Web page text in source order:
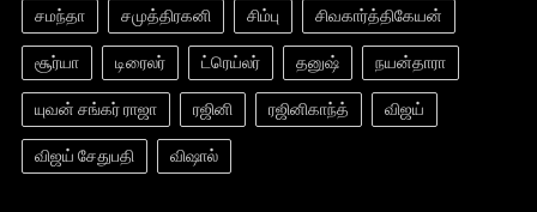
சமந்தா சமுத்திரகனி சிம்பு சிவகார்த்திகேயன்
சூர்யா டிரைலர் ட்ரெய்லர் தனுஷ் நயன்தாரா
யுவன் சங்கர் ராஜா ரஜினி ரஜினிகாந்த் விஜய்
விஜய் சேதுபதி விஷால்